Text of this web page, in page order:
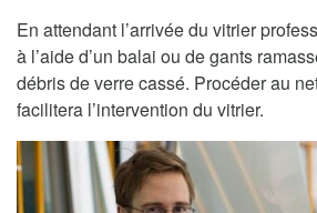
En attendant l’arrivée du vitrier
à l’aide d’un balai ou de gants
débris de verre cassé. Procéder au
facilitera l’intervention du vitrier.